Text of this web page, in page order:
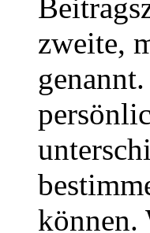
zweite,
können.